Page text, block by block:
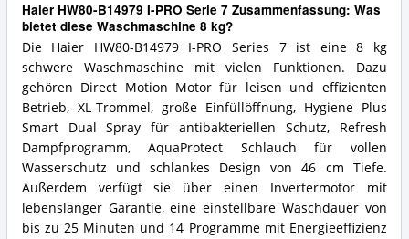
Haier HW80-B14979 I-PRO Serie 7 Zusammenfassung: Was
bietet diese Waschmaschine 8 kg?
Die Haier HW80-B14979 I-PRO Series 7 ist eine 8 kg
schwere Waschmaschine mit vielen Funktionen. Dazu
gehören Direct Motion Motor für leisen und effizienten
Betrieb, XL-Trommel, große Einfüllöffnung, Hygiene Plus
Smart Dual Spray für antibakteriellen Schutz, Refresh
Dampfprogramm, AquaProtect Schlauch für vollen
Wasserschutz und schlankes Design von 46 cm Tiefe.
Außerdem verfügt sie über einen Invertermotor mit
lebenslanger Garantie, eine einstellbare Waschdauer von
bis zu 25 Minuten und 14 Programme mit Energieeffizienz